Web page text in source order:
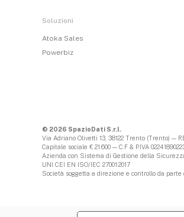
Soluzioni
Atoka Sales
Powerbiz
© 2026 SpazioDati S.r.l.
Via Adriano Olivetti 13, 38122 Trento (Trento) —
Capitale sociale € 21.600 — C.F & P.IVA
Azienda con Sistema di Gestione della
UNI CEI EN ISO/IEC 27001:2017
Società soggetta a direzione e controllo da parte